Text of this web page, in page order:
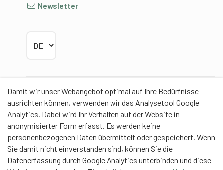
Damit wir unser Webangebot optimal auf Ihre Bedürfnisse
ausrichten können, verwenden wir das Analysetool Google
Analytics. Dabei wird Ihr Verhalten auf der Website in
anonymisierter Form erfasst. Es werden keine
personenbezogenen Daten übermittelt oder gespeichert. Wenn
Sie damit nicht einverstanden sind, können Sie die
Datenerfassung durch Google Analytics unterbinden und diese
Newsletter
Partner
Contentpartner